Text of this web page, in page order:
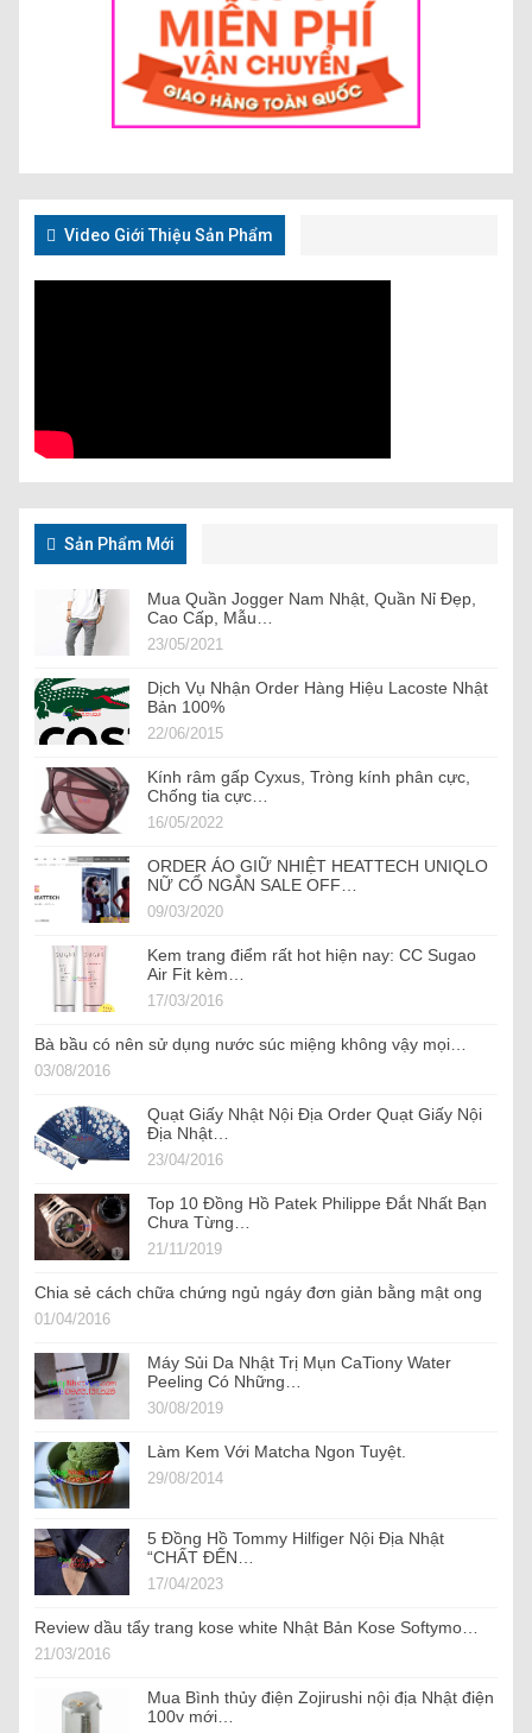
Video Giới Thiệu Sản Phẩm
Sản Phẩm Mới
Mua Quần Jogger Nam Nhật, Quần Nỉ Đẹp,
Cao Cấp, Mẫu…
23/05/2021
Dịch Vụ Nhận Order Hàng Hiệu Lacoste Nhật
Bản 100%
22/06/2015
Kính râm gấp Cyxus, Tròng kính phân cực,
Chống tia cực…
16/05/2022
ORDER ÁO GIỮ NHIỆT HEATTECH UNIQLO
NỮ CỔ NGẮN SALE OFF…
09/03/2020
Kem trang điểm rất hot hiện nay: CC Sugao
Air Fit kèm…
17/03/2016
Bà bầu có nên sử dụng nước súc miệng không vậy mọi…
03/08/2016
Quạt Giấy Nhật Nội Địa Order Quạt Giấy Nội
Địa Nhật…
23/04/2016
Top 10 Đồng Hồ Patek Philippe Đắt Nhất Bạn
Chưa Từng…
21/11/2019
Chia sẻ cách chữa chứng ngủ ngáy đơn giản bằng mật ong
01/04/2016
Máy Sủi Da Nhật Trị Mụn CaTiony Water
Peeling Có Những…
30/08/2019
Làm Kem Với Matcha Ngon Tuyệt.
29/08/2014
5 Đồng Hồ Tommy Hilfiger Nội Địa Nhật
“CHẤT ĐẾN…
17/04/2023
Review dầu tẩy trang kose white Nhật Bản Kose Softymo…
21/03/2016
Mua Bình thủy điện Zojirushi nội địa Nhật điện
100v mới…